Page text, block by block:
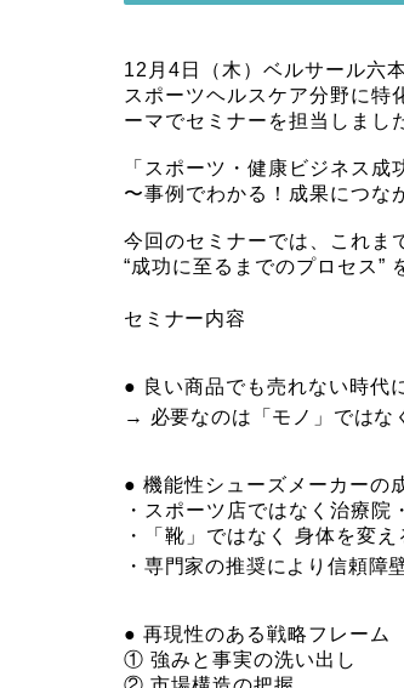
12月4日（木）ベルサール六
スポーツヘルスケア分野に特
ーマでセミナーを担当しまし
「スポーツ・健康ビジネス成
〜事例でわかる！成果につな
今回のセミナーでは、これま
“成功に至るまでのプロセス”
セミナー内容
● 良い商品でも売れない時代
→ 必要なのは「モノ」ではな
● 機能性シューズメーカーの
・スポーツ店ではなく治療院
・「靴」ではなく 身体を変
・専門家の推奨により信頼障
● 再現性のある戦略フレーム
① 強みと事実の洗い出し